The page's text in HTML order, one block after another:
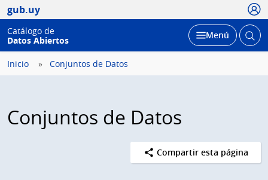
gub.uy
Catálogo de
Datos Abiertos
Desplegar
Menú Abrir
Inicio Conjuntos de Datos
Conjuntos de Datos
Compartir esta página